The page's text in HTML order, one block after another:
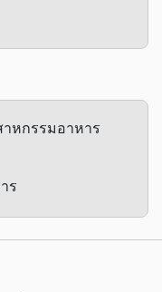
าหกรรมอาหาร
ร